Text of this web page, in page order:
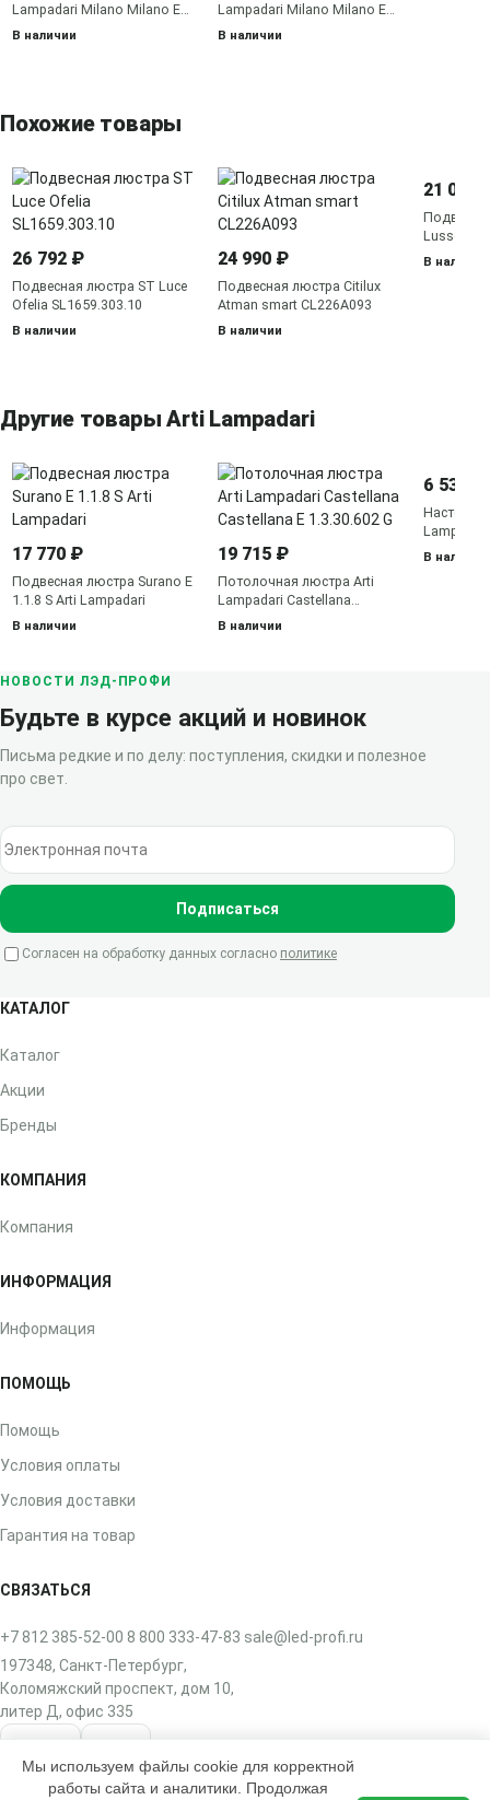
Lampadari Milano Milano E
1.5.D50.505 N
В наличии
Lampadari Milano Milano E
1.5.120X30.105 G
В наличии
Похожие товары
26 792 ₽
Подвесная люстра ST Luce
Ofelia SL1659.303.10
В наличии
24 990 ₽
Подвесная люстра Citilux
Atman smart CL226A093
В наличии
21 005
Lussole
В наличии
Другие товары Arti Lampadari
17 770 ₽
Подвесная люстра Surano E
1.1.8 S Arti Lampadari
В наличии
19 715 ₽
Потолочная люстра Arti
Lampadari Castellana
Castellana E 1.3.30.602 G
В наличии
6 535 ₽
2.10.105 N
В наличии
НОВОСТИ ЛЭД-ПРОФИ
Будьте в курсе акций и новинок
Письма редкие и по делу: поступления, скидки и полезное
про свет.
Электронная почта
Подписаться
Согласен на обработку данных согласно политике
КАТАЛОГ
Каталог
Акции
Бренды
КОМПАНИЯ
Компания
ИНФОРМАЦИЯ
Информация
ПОМОЩЬ
Помощь
Условия оплаты
Условия доставки
Гарантия на товар
СВЯЗАТЬСЯ
+7 812 385-52-00 8 800 333-47-83 sale@led-profi.ru
197348, Санкт-Петербург,
Коломяжский проспект, дом 10,
литер Д, офис 335
Мы используем файлы cookie для корректной
работы сайта и аналитики. Продолжая